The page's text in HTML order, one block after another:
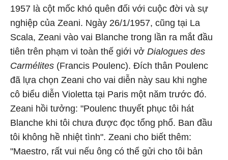
1957 là cột mốc khó quên đối với cuộc đời và sự
nghiệp của Zeani. Ngày 26/1/1957, cũng tại La
Scala, Zeani vào vai Blanche trong lần ra mắt đầu
tiên trên phạm vi toàn thế giới vở Dialogues des
Carmélites (Francis Poulenc). Đích thân Poulenc
đã lựa chọn Zeani cho vai diễn này sau khi nghe
cô biểu diễn Violetta tại Paris một năm trước đó.
Zeani hồi tưởng: "Poulenc thuyết phục tôi hát
Blanche khi tôi chưa được đọc tổng phổ. Ban đầu
tôi không hề nhiệt tình". Zeani cho biết thêm:
"Maestro, rất vui nếu ông có thể gửi cho tôi bản